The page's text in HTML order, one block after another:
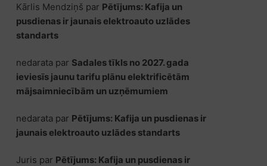
Kārlis Mendziņš par Pētījums: Kafija un
pusdienas ir jaunais elektroauto uzlādes
standarts
nedarata par Sadales tīkls no 2027. gada
ieviesīs jaunu tarifu plānu elektrificētām
mājsaimniecībām un uzņēmumiem
nedarata par Pētījums: Kafija un pusdienas ir
jaunais elektroauto uzlādes standarts
Juris par Pētījums: Kafija un pusdienas ir